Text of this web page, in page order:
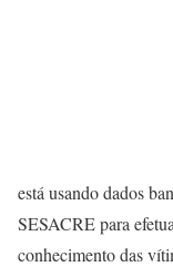
está usando dados
SESACRE para
conhecimento das